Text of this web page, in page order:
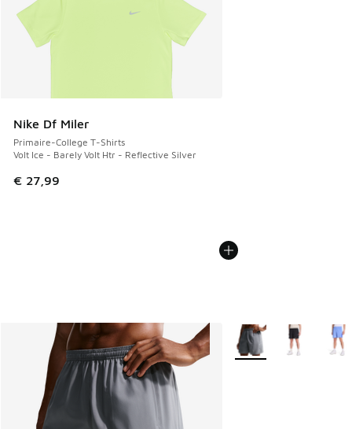
Nike Df Miler
Primaire-College T-Shirts
Volt Ice - Barely Volt Htr - Reflective Silver
€ 27,99
Plus de couleurs